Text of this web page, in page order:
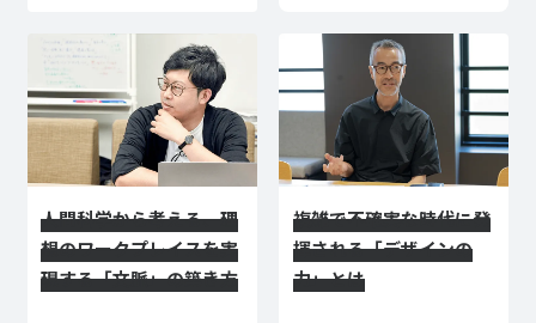
人間科学から考える、理
想のワークプレイスを実
現する「文脈」の築き方
複雑で不確実な時代に発
揮される「デザインの
力」とは